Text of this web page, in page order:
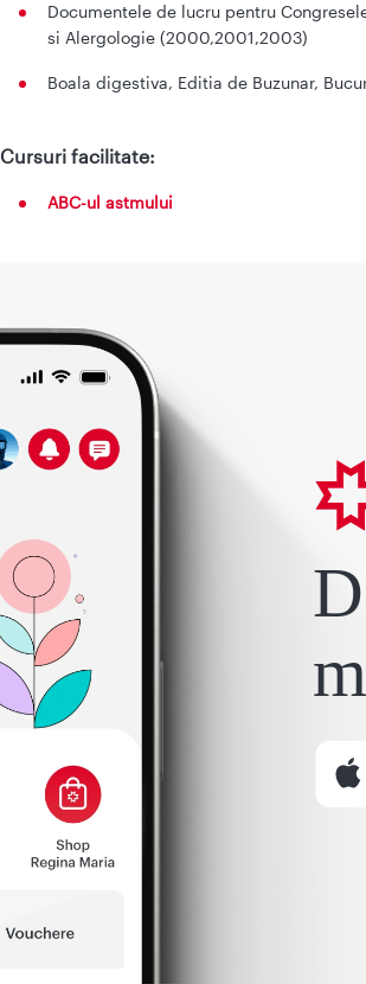
Documentele de lucru pentru
si Alergologie (2000,2001,2003)
Boala digestiva, Editia de Buzunar,
Cursuri facilitate:
ABC-ul astmului